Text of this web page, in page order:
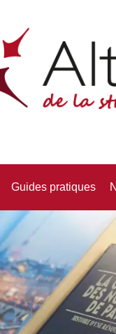
Guides pratiques